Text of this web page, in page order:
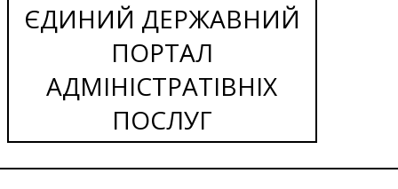
ЄДИНИЙ ДЕРЖАВНИЙ
ПОРТАЛ
АДМІНІСТРАТІВНІХ
ПОСЛУГ